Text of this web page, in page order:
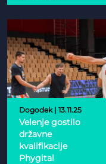
partner Esports
Nations Cup 2026
Dogodek | 13.11.25
Velenje gostilo
državne
kvalifikacije
Phygital